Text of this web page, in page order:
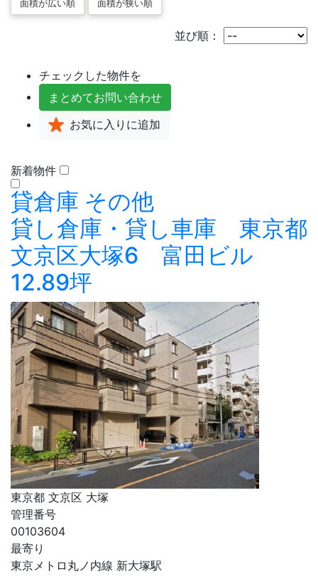
並び順：
チェックした物件を
まとめてお問い合わせ
お気に入り に追加
新着物件
貸倉庫 その他
貸し倉庫・貸し車庫 東京都
文京区大塚6 富田ビル
12.89坪
東京都 文京区 大塚
管理番号
00103604
最寄り
東京メトロ丸ノ内線 新大塚駅